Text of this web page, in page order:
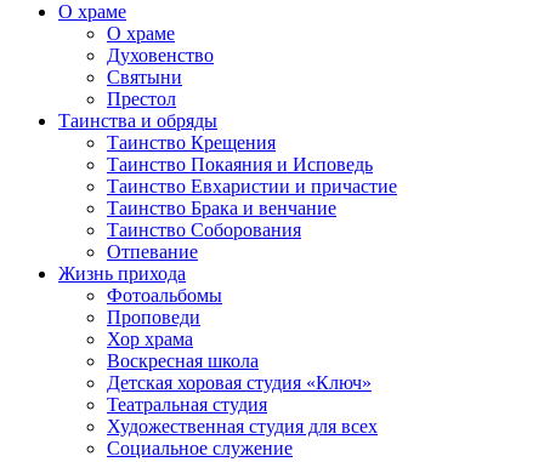
О храме
О храме
Духовенство
Святыни
Престол
Таинства и обряды
Таинство Крещения
Таинство Покаяния и Исповедь
Таинство Евхаристии и причастие
Таинство Брака и венчание
Таинство Соборования
Отпевание
Жизнь прихода
Фотоальбомы
Проповеди
Хор храма
Воскресная школа
Детская хоровая студия «Ключ»
Театральная студия
Х​удожественная студия для всех
Социальное служение